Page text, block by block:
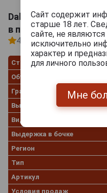
Dalwhinnie 15 years
в подарочной
4.5 2 отзыва
Страна производства
Объём
Градус
Выдержка лет
Вид коробки
Выдержка в бочке
Регион
Тип
Артикул
Условия продаж
Сайт содержит
старше 18 лет.
сайте, не
исключительно
характер и
для личного
Мне